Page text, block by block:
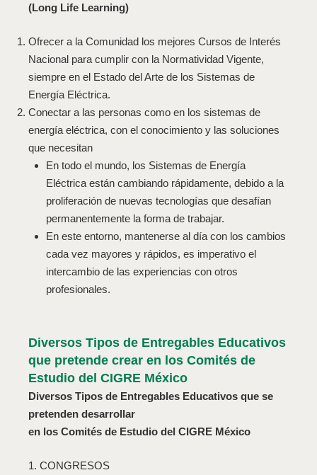
(Long Life Learning)
Ofrecer a la Comunidad los mejores Cursos de Interés
Nacional para cumplir con la Normatividad Vigente,
siempre en el Estado del Arte de los Sistemas de
Energía Eléctrica.
Conectar a las personas como en los sistemas de
energía eléctrica, con el conocimiento y las soluciones
que necesitan
En todo el mundo, los Sistemas de Energía
Eléctrica están cambiando rápidamente, debido a la
proliferación de nuevas tecnologías que desafían
permanentemente la forma de trabajar.
En este entorno, mantenerse al día con los cambios
cada vez mayores y rápidos, es imperativo el
intercambio de las experiencias con otros
profesionales.
Diversos Tipos de Entregables Educativos
que pretende crear en los Comités de
Estudio del CIGRE México
Diversos Tipos de Entregables Educativos que se
pretenden desarrollar
en los Comités de Estudio del CIGRE México
1. CONGRESOS